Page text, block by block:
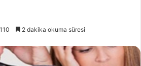
110 2 dakika okuma süresi